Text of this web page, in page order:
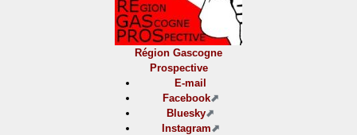
Région Gascogne
Prospective
E-mail
Facebook
Bluesky
Instagram